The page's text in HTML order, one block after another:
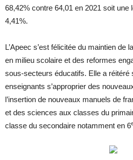
68,42% contre 64,01 en 2021 soit une
4,41%.
L’Apeec s’est félicitée du maintien de
en milieu scolaire et des reformes
sous-secteurs éducatifs. Elle a réitéré
enseignants s’approprier des
l’insertion de nouveaux manuels de
et des sciences aux classes du
classe du secondaire notamment en 6